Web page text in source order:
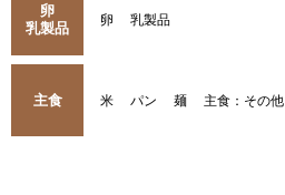
卵
乳製品
卵 乳製品
主食 米 パン 麺 主食：その他